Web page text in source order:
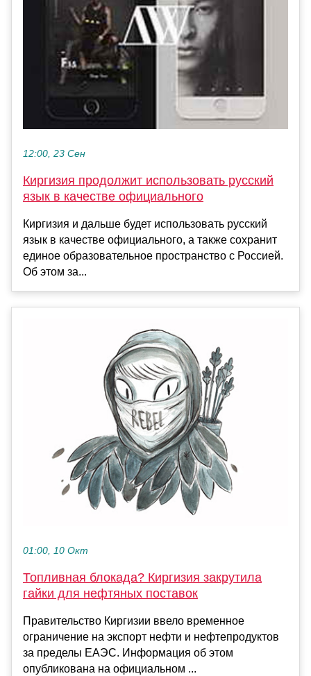
12:00, 23 Сен
Киргизия продолжит использовать русский
язык в качестве официального
Киргизия и дальше будет использовать русский
язык в качестве официального, а также сохранит
единое образовательное пространство с Россией.
Об этом за...
01:00, 10 Окт
Топливная блокада? Киргизия закрутила
гайки для нефтяных поставок
Правительство Киргизии ввело временное
ограничение на экспорт нефти и нефтепродуктов
за пределы ЕАЭС. Информация об этом
опубликована на официальном ...